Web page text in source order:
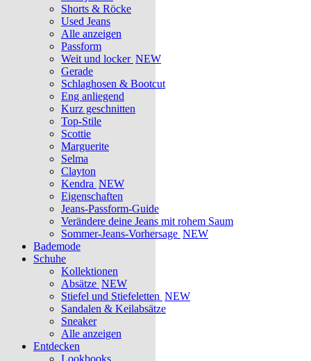
Shorts & Röcke
Used Jeans
Alle anzeigen
Passform
Weit und locker NEW
Gerade
Schlaghosen & Bootcut
Eng anliegend
Kurz geschnitten
Top-Stile
Scottie
Marguerite
Selma
Clayton
Kendra NEW
Eigenschaften
Jeans-Passform-Guide
Verändere deine Jeans mit rohem Saum
Sommer-Jeans-Vorhersage NEW
Bademode
Schuhe
Kollektionen
Absätze NEW
Stiefel und Stiefeletten NEW
Sandalen & Keilabsätze
Sneaker
Alle anzeigen
Entdecken
Lookbooks